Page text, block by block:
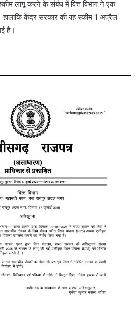
लागू करने के संबंध में वित्त विभाग ने एक
हालांकि केंद्र सरकार की यह स्कीम 1 अप्रैल
है।